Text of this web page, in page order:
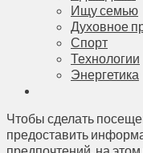
Ищу семью
Духовное
Спорт
Технологии
Энергетика
Чтобы сделать
предоставить